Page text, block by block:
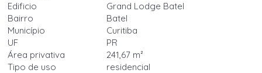
Edificio
Grand Lodge Batel
Bairro
Batel
Município
Curitiba
UF
PR
Área privativa
241,67 m²
Tipo de uso
residencial